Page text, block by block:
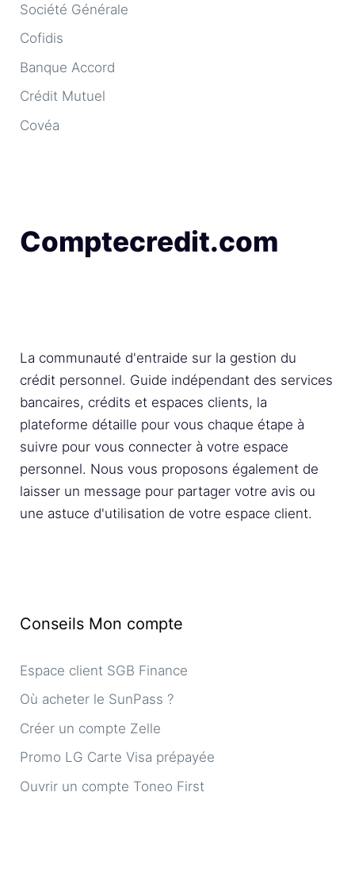
Société Générale
Cofidis
Banque Accord
Crédit Mutuel
Covéa
Comptecredit.com
La communauté d'entraide sur la gestion du
crédit personnel. Guide indépendant des services
bancaires, crédits et espaces clients, la
plateforme détaille pour vous chaque étape à
suivre pour vous connecter à votre espace
personnel. Nous vous proposons également de
laisser un message pour partager votre avis ou
une astuce d'utilisation de votre espace client.
Conseils Mon compte
Espace client SGB Finance
Où acheter le SunPass ?
Créer un compte Zelle
Promo LG Carte Visa prépayée
Ouvrir un compte Toneo First